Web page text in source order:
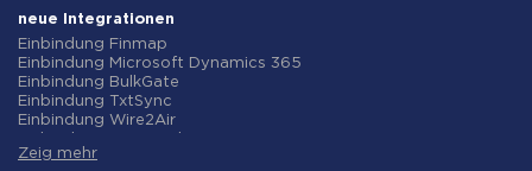
Einbindung ClickUp
Einbindung Airtable
Einbindung Google Contacts
Einbindung OpenAI (ChatGPT)
Einbindung Instagram
Einbindung ActiveCampaign
Einbindung Typeform
Einbindung Salesforce CRM
neue Integrationen
Einbindung Finmap
Einbindung Microsoft Dynamics 365
Einbindung BulkGate
Einbindung TxtSync
Einbindung Wire2Air
Einbindung Infobip
Zeig mehr